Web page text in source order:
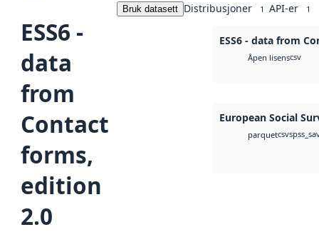
ESS6 -
data
from
Contact
forms,
edition
2.0
Bruk datasett Distribusjoner 1 API-er 1
ESS6 - data from
Åpen lisenscsv
European Social
parquetcsv